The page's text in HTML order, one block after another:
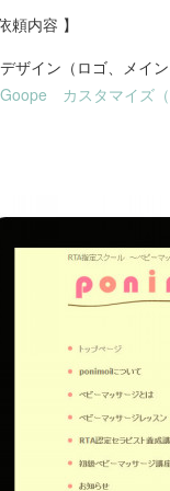
頼内容 】
デザイン（ロゴ、メイ
Goope カスタマイズ（